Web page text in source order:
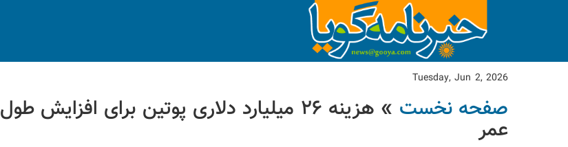
Tuesday, Jun 2, 2026
صفحه نخست » هزینه ۲۶ میلیارد دلاری پوتین برای افزایش طول
عمر